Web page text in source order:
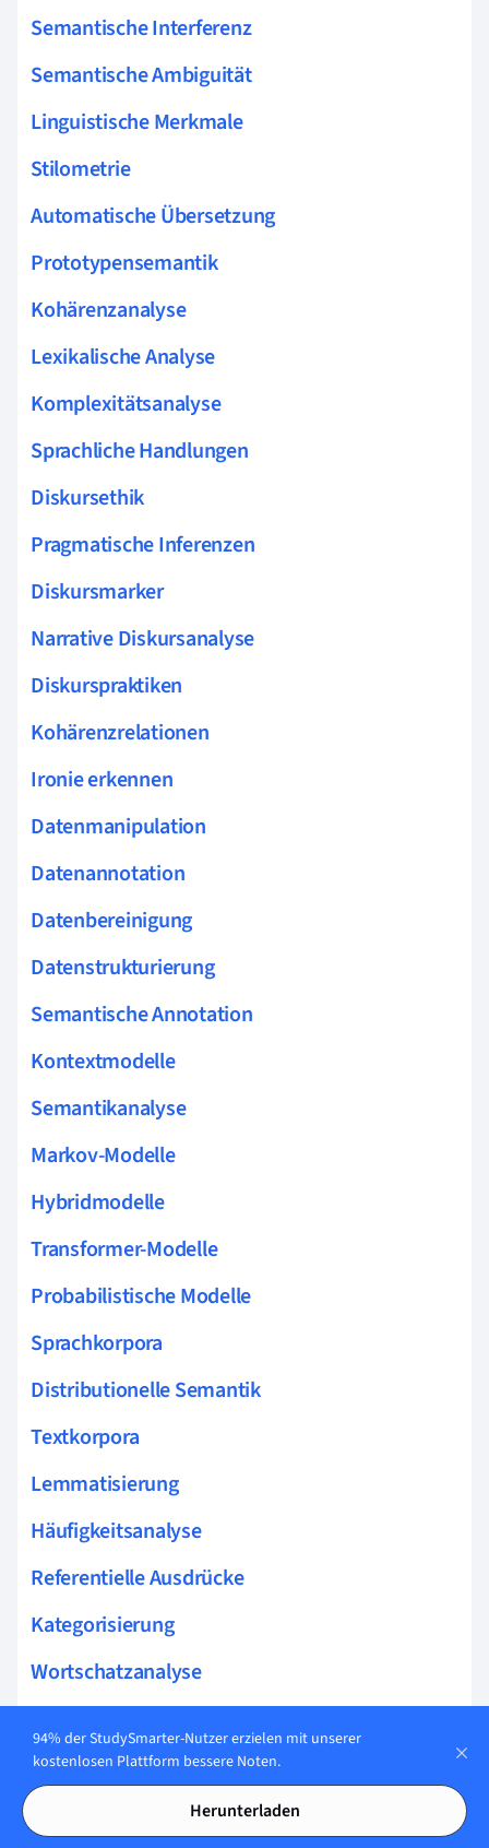
Semantische Interferenz
Semantische Ambiguität
Linguistische Merkmale
Stilometrie
Automatische Übersetzung
Prototypensemantik
Kohärenzanalyse
Lexikalische Analyse
Komplexitätsanalyse
Sprachliche Handlungen
Diskursethik
Pragmatische Inferenzen
Diskursmarker
Narrative Diskursanalyse
Diskurspraktiken
Kohärenzrelationen
Ironie erkennen
Datenmanipulation
Datenannotation
Datenbereinigung
Datenstrukturierung
Semantische Annotation
Kontextmodelle
Semantikanalyse
Markov-Modelle
Hybridmodelle
Transformer-Modelle
Probabilistische Modelle
Sprachkorpora
Distributionelle Semantik
Textkorpora
Lemmatisierung
Häufigkeitsanalyse
Referentielle Ausdrücke
Kategorisierung
Wortschatzanalyse
Konstituentenanalyse
N-Gramm-Analyse
94% der StudySmarter-Nutzer erzielen mit unserer
kostenlosen Plattform bessere Noten.
Herunterladen